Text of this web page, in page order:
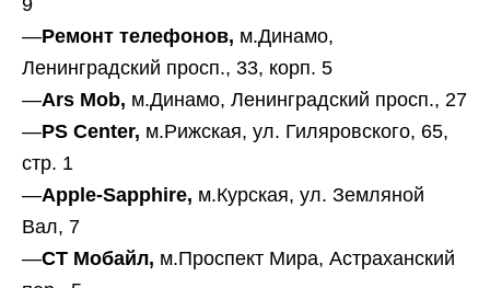
9
—Ремонт телефонов, м.Динамо,
Ленинградский просп., 33, корп. 5
—Ars Mob, м.Динамо, Ленинградский просп., 27
—PS Center, м.Рижская, ул. Гиляровского, 65,
стр. 1
—Apple-Sapphire, м.Курская, ул. Земляной
Вал, 7
—СТ Мобайл, м.Проспект Мира, Астраханский